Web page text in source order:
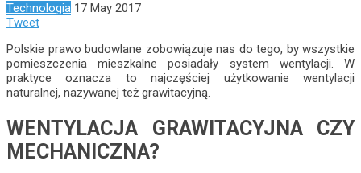
Technologia 17 May 2017
Tweet
Polskie prawo budowlane zobowiązuje nas do tego, by wszystkie
pomieszczenia mieszkalne posiadały system wentylacji. W
praktyce oznacza to najczęściej użytkowanie wentylacji
naturalnej, nazywanej też grawitacyjną.
WENTYLACJA GRAWITACYJNA CZY
MECHANICZNA?